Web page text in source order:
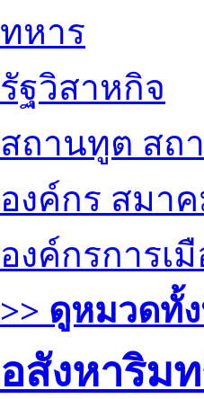
ทหาร
รัฐวิสาหกิจ
สถานทูต สถ
องค์กร สมา
องค์กรการเมื
>> ดูหมวดทั้
อสังหาริม